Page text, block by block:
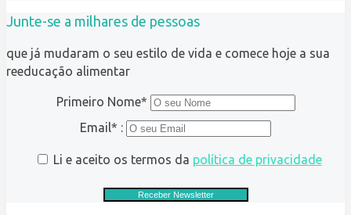
Junte-se a milhares de pessoas
que já mudaram o seu estilo de vida e comece hoje a sua
reeducação alimentar
Primeiro Nome*
Email* :
Li e aceito os termos da política de privacidade